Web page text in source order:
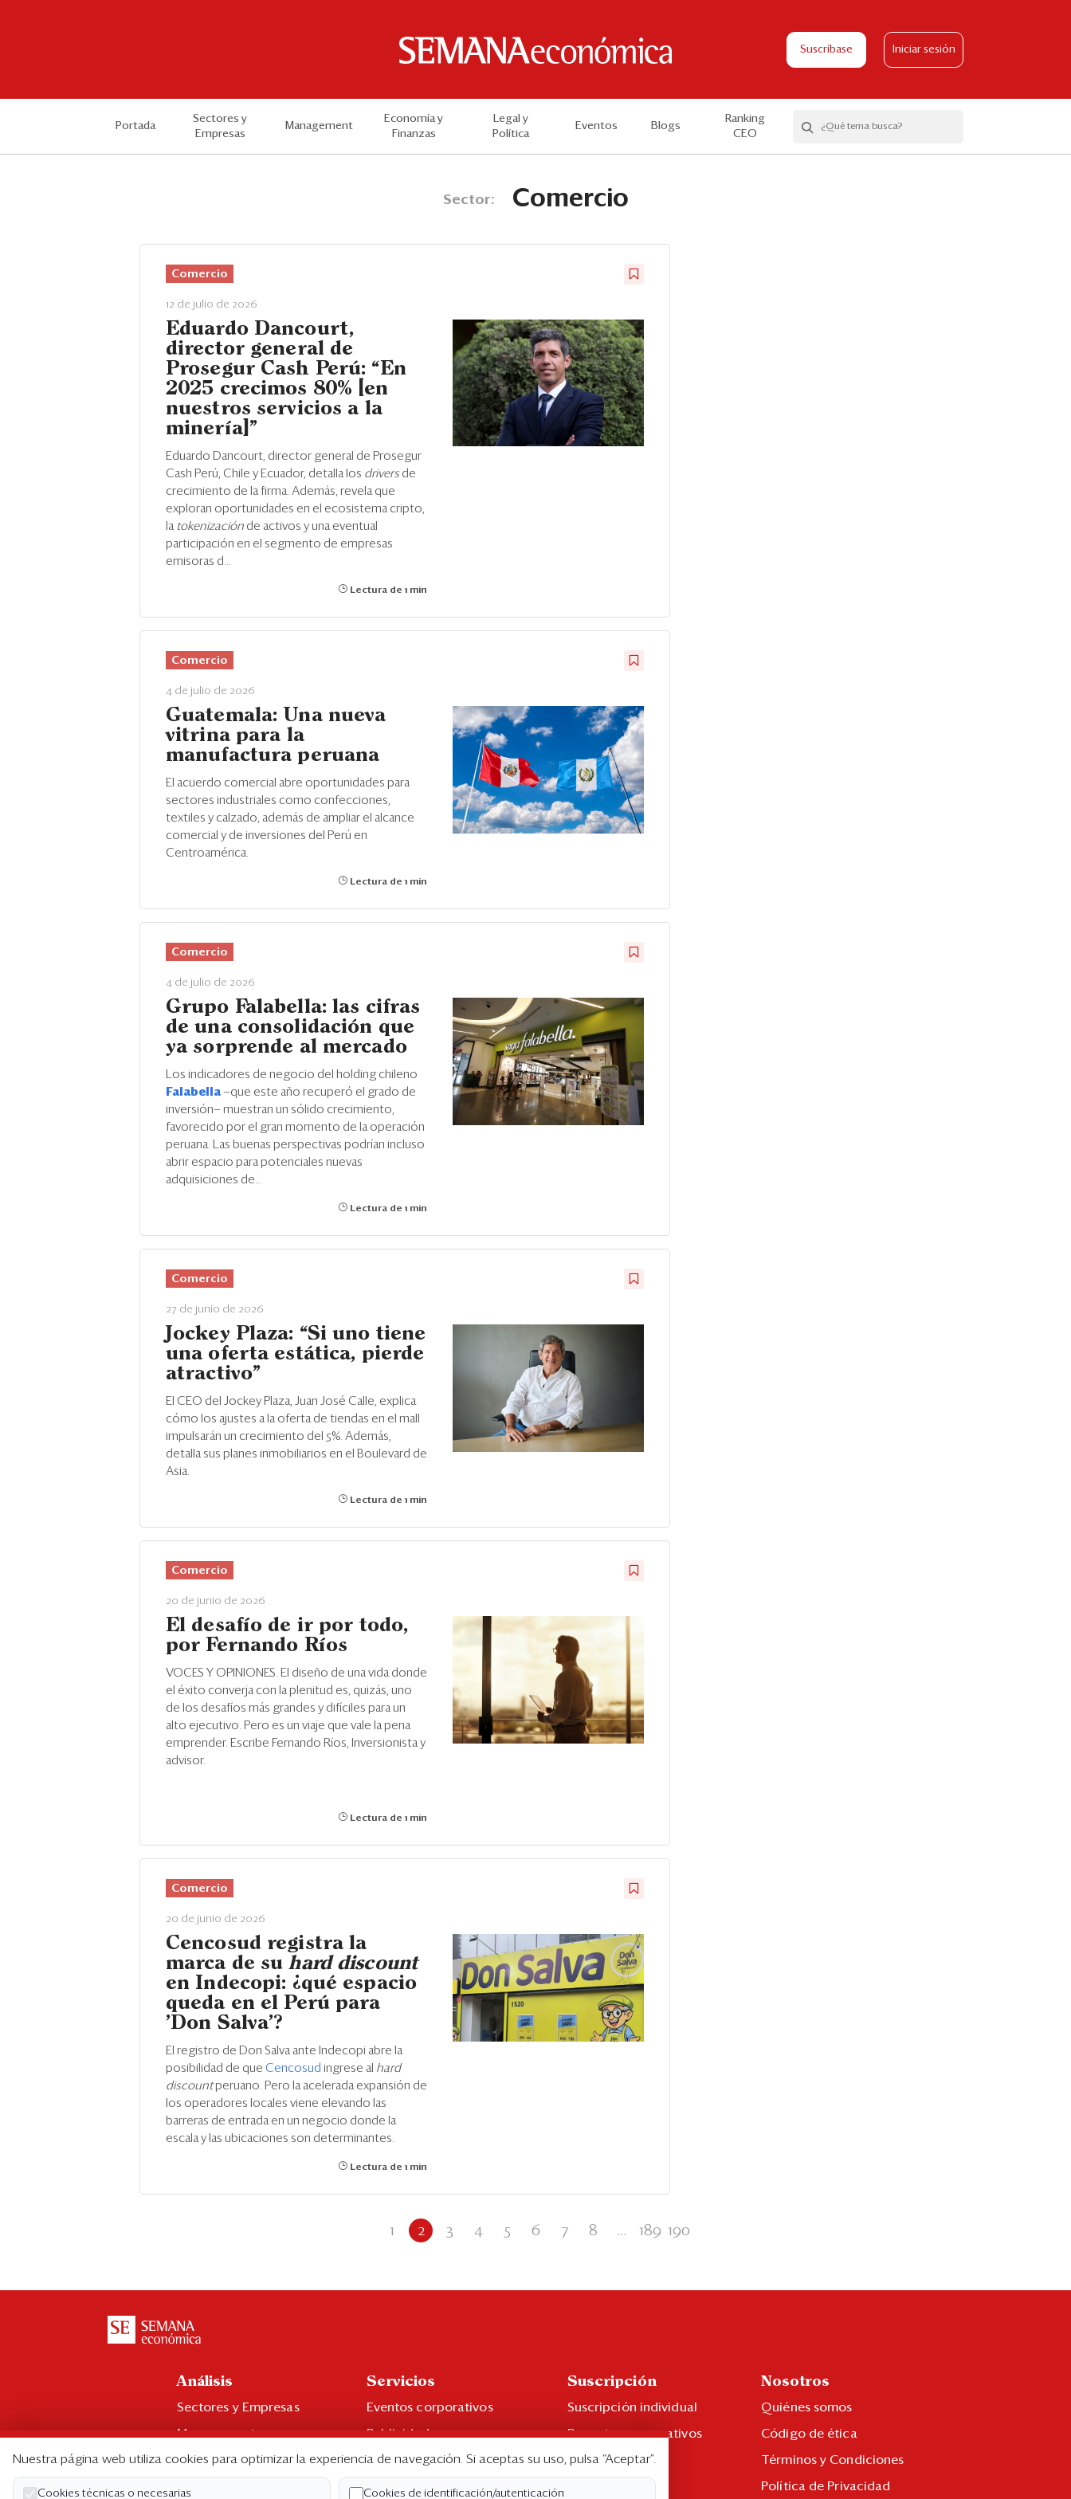
Suscríbase Iniciar sesión
Portada
Sectores y
Empresas
Management
Economía y
Finanzas
Legal y
Política
Eventos Blogs
Ranking
CEO
Sector: Comercio
Comercio
12 de julio de 2026
Eduardo Dancourt,
director general de
Prosegur Cash Perú: “En
2025 crecimos 80% [en
nuestros servicios a la
minería]”
Eduardo Dancourt, director general de Prosegur
Cash Perú, Chile y Ecuador, detalla los drivers de
crecimiento de la firma. Además, revela que
exploran oportunidades en el ecosistema cripto,
la tokenización de activos y una eventual
participación en el segmento de empresas
emisoras d...
Lectura de 1 min
Comercio
4 de julio de 2026
Guatemala: Una nueva
vitrina para la
manufactura peruana
El acuerdo comercial abre oportunidades para
sectores industriales como confecciones,
textiles y calzado, además de ampliar el alcance
comercial y de inversiones del Perú en
Centroamérica.
Lectura de 1 min
Comercio
4 de julio de 2026
Grupo Falabella: las cifras
de una consolidación que
ya sorprende al mercado
Los indicadores de negocio del holding chileno
Falabella —que este año recuperó el grado de
inversión— muestran un sólido crecimiento,
favorecido por el gran momento de la operación
peruana. Las buenas perspectivas podrían incluso
abrir espacio para potenciales nuevas
adquisiciones de...
Lectura de 1 min
Comercio
27 de junio de 2026
Jockey Plaza: “Si uno tiene
una oferta estática, pierde
atractivo”
El CEO del Jockey Plaza, Juan José Calle, explica
cómo los ajustes a la oferta de tiendas en el mall
impulsarán un crecimiento del 5%. Además,
detalla sus planes inmobiliarios en el Boulevard de
Asia.
Lectura de 1 min
Comercio
20 de junio de 2026
El desafío de ir por todo,
por Fernando Ríos
VOCES Y OPINIONES. El diseño de una vida donde
el éxito converja con la plenitud es, quizás, uno
de los desafíos más grandes y difíciles para un
alto ejecutivo. Pero es un viaje que vale la pena
emprender. Escribe Fernando Ríos, Inversionista y
advisor.
Lectura de 1 min
Comercio
20 de junio de 2026
Cencosud registra la
marca de su hard discount
en Indecopi: ¿qué espacio
queda en el Perú para
'Don Salva'?
El registro de Don Salva ante Indecopi abre la
posibilidad de que Cencosud ingrese al hard
discountperuano. Pero la acelerada expansión de
los operadores locales viene elevando las
barreras de entrada en un negocio donde la
escala y las ubicaciones son determinantes.
Lectura de 1 min
1 2 3 4 5 6 7 8 ... 189 190
Análisis
Sectores y Empresas
Management
Economía y Finanzas
Servicios
Eventos corporativos
Publicidad
Contáctenos
Libro de reclamaciones
Suscripción
Suscripción individual
Paquetes corporativos
Edición Impresa
Nosotros
Quiénes somos
Código de ética
Términos y Condiciones
Política de Privacidad
Nuestra página web utiliza cookies para optimizar la experiencia de navegación. Si aceptas su uso, pulsa “Aceptar”.
Cookies técnicas o necesarias Cookies de identificación/autenticación